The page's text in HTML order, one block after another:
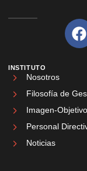
INSTITUTO
Nosotros
Filosofía de
Imagen-Objetivo
Personal
Noticias